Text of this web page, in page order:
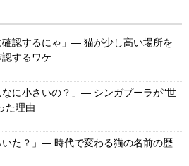
確認するにゃ」— 猫が少し高い場所を
するワケ
なに小さいの？」— シンガプーラが“世
た理由
いた？」— 時代で変わる猫の名前の歴